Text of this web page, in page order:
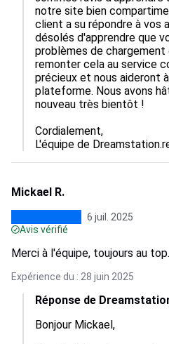
notre site bien
client a su répondre à vos
désolés d'apprendre que
problèmes de chargement
remonter cela au service
précieux et nous aideront
plateforme. Nous avons
nouveau très bientôt !
Cordialement,
L'équipe de
Mickael R.
6 juil. 2025
Avis vérifié
Merci à l'équipe, toujours au top.
Expérience du : 28 juin 2025
Réponse de
Bonjour Mickael,